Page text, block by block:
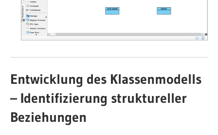
Entwicklung des Klassenmodells
– Identifizierung struktureller
Beziehungen